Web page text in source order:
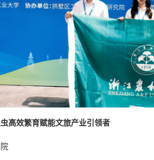
高效繁育赋能文旅产业引领者